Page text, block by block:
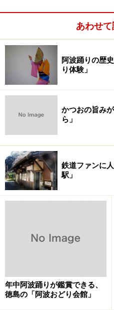
あわせ
阿波踊りの歴
り体験」
かつおの旨み
ら」
鉄道ファンに
駅」
年中阿波踊りが鑑賞できる、
徳島の「阿波おどり会館」